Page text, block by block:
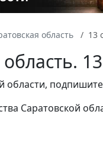
область 13
области,
Саратовской